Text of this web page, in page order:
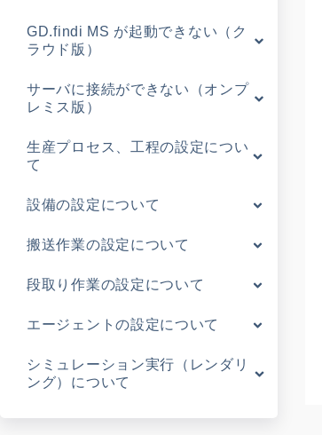
GD.findi MS が起動できない（ク
ラウド版）
サーバに接続ができない（オンプ
レミス版）
生産プロセス、工程の設定につい
て
設備の設定について
搬送作業の設定について
段取り作業の設定について
エージェントの設定について
シミュレーション実行（レンダリ
ング）について